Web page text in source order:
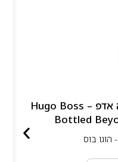
הוגו בוס בוטלד ביונד לאישה אדפ – Hugo Boss